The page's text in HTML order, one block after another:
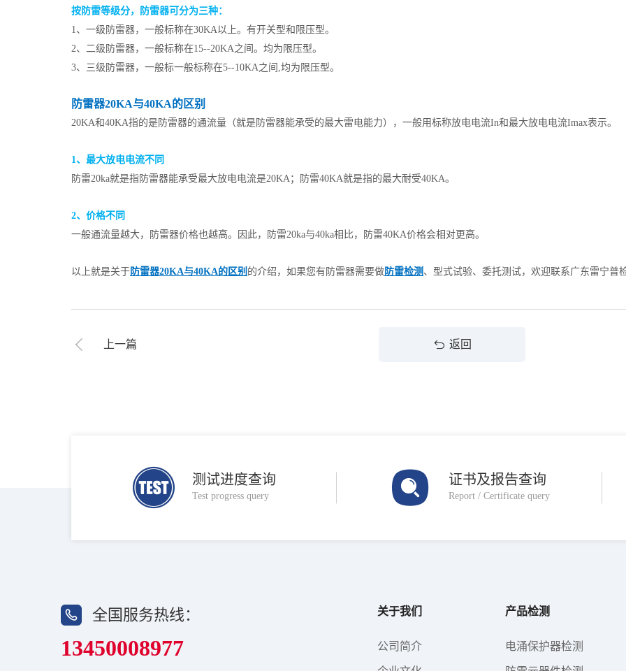
按防雷等级分，防雷器可分为三种：
1、一级防雷器，一般标称在30KA以上。有开关型和限压型。
2、二级防雷器，一般标称在15--20KA之间。均为限压型。
3、三级防雷器，一般标一般标称在5--10KA之间,均为限压型。
防雷器20KA与40KA的区别
20KA和40KA指的是防雷器的通流量（就是防雷器能承受的最大雷电能力），一般用标称放电电流In和最大放电电流Imax表示。
1、最大放电电流不同
防雷20ka就是指防雷器能承受最大放电电流是20KA；防雷40KA就是指的最大耐受40KA。
2、价格不同
一般通流量越大，防雷器价格也越高。因此，防雷20ka与40ka相比，防雷40KA价格会相对更高。
以上就是关于防雷器20KA与40KA的区别 的介绍，如果您有防雷器需要做防雷检测 、型式试验、委托测试，欢迎联系广东雷宁普
上一篇 返回
测试进度查询
Test progress query
证书及报告查询
Report / Certificate query
全国服务热线：
13450008977
关于我们
公司简介
产品检测
电涌保护器检测